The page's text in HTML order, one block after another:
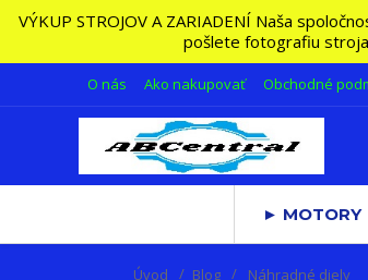
VÝKUP STROJOV A ZARIADENÍ Naša
pošlete fotografiu
O nás Ako nakupovať Obchodné
► MOTORY
Úvod Blog Náhradné diely